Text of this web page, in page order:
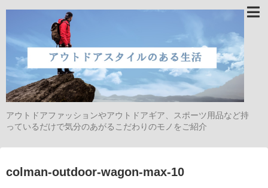
アウトドアファッションやアウトドアギア、スポーツ用品など持
っているだけで気分のあがるこだわりのモノをご紹介
colman-outdoor-wagon-max-10